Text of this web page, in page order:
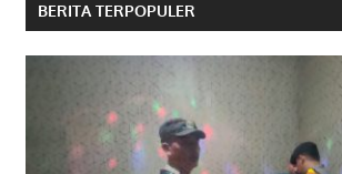
BERITA TERPOPULER